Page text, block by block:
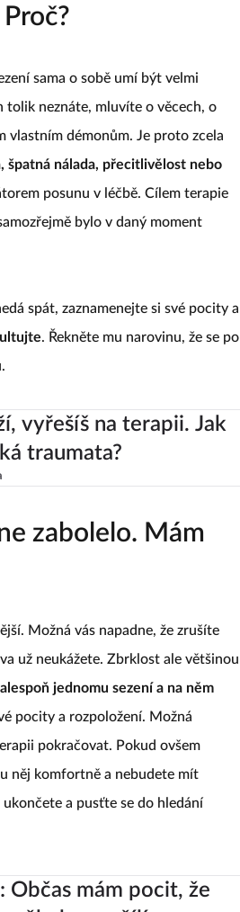
sama o sobě umí být velmi
tolik neznáte, mluvíte o věcech, o
vlastním démonům. Je proto zcela
špatná nálada, přecitlivělost nebo
posunu v léčbě. Cílem terapie
bylo v daný moment
spát, zaznamenejte si své pocity a
. Řekněte mu narovinu, že se po
vyřešíš na terapii. Jak
traumata?
zabolelo. Mám
Možná vás napadne, že zrušíte
už neukážete. Zbrklost ale většinou
jednomu sezení a na něm
pocity a rozpoložení. Možná
pokračovat. Pokud ovšem
něj komfortně a nebudete mít
a pusťte se do hledání
Občas mám pocit, že